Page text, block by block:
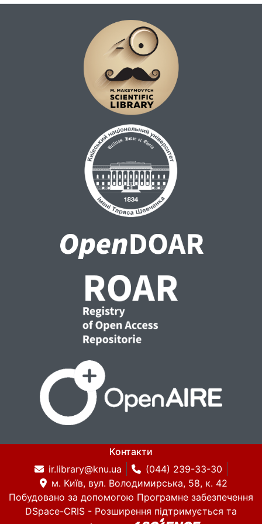
оцінювання членами комісії показали, що
запропонована організація НДП дозволила
сформувати передбачені освітньо-
науковою програмою компетентності та
програмні результати навчання в повному
обсязі, усім практикантам захистити
практику на відмінно.
Контакти
ir.library@knu.ua
(044) 239-33-30
м. Київ, вул. Володимирська, 58, к. 42
Побудовано за допомогою Програмне забезпечення
DSpace-CRIS - Розширення підтримується та